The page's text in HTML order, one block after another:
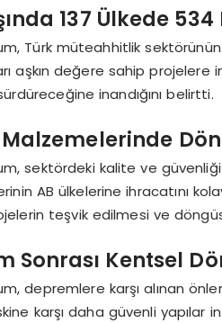
137 Ülkede
Türk müteahhitlik
aşkın değere sahip projelere
sürdüreceğine inandığını belirtti.
sektördeki kalite ve
AB ülkelerine ihracatını
teşvik edilmesi ve
Sonrası Kentsel
depremlere karşı alınan
karşı daha güvenli yapılar